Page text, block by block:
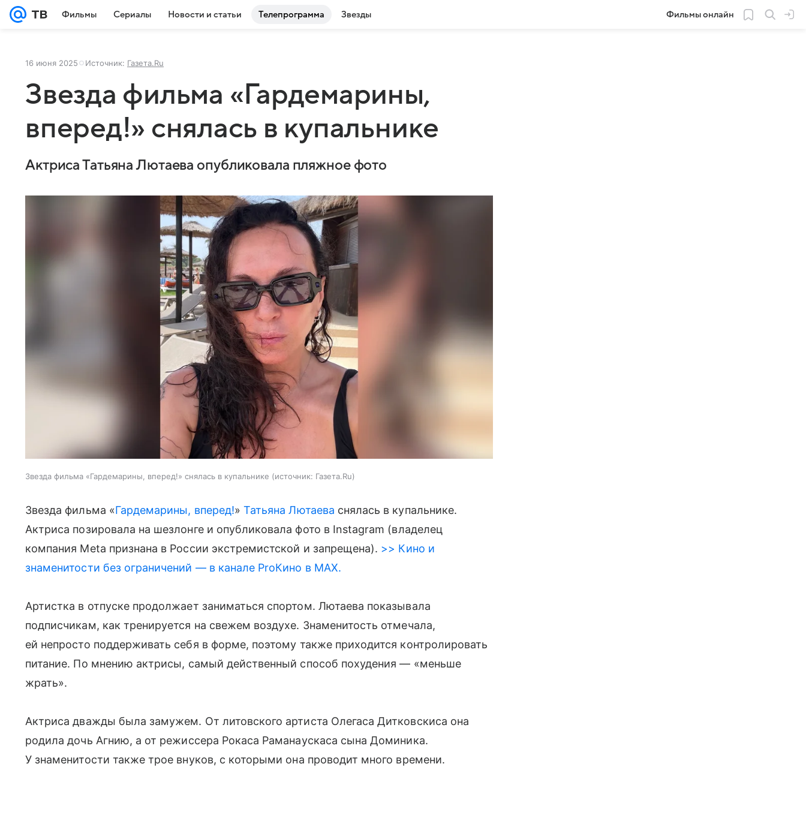
Фильмы Сериалы Новости и статьи Телепрограмма Звезды Фильмы онлайн
16 июня 2025 Источник: Газета.Ru
Звезда фильма «Гардемарины,
вперед!» снялась в купальнике
Актриса Татьяна Лютаева опубликовала пляжное фото
Звезда фильма «Гардемарины, вперед!» снялась в купальнике источник: Газета.Ru
Звезда фильма «Гардемарины, вперед!»Татьяна Лютаева снялась в купальнике.
Актриса позировала на шезлонге и опубликовала фото в Instagram (владелец
компания Meta признана в России экстремистской и запрещена). >> Кино и
знаменитости без ограничений — в канале ProКино в MAX.
Артистка в отпуске продолжает заниматься спортом. Лютаева показывала
подписчикам, как тренируется на свежем воздухе. Знаменитость отмечала,
ей непросто поддерживать себя в форме, поэтому также приходится контролировать
питание. По мнению актрисы, самый действенный способ похудения — «меньше
жрать».
Актриса дважды была замужем. От литовского артиста Олегаса Дитковскиса она
родила дочь Агнию, а от режиссера Рокаса Раманаускаса сына Доминика.
У знаменитости также трое внуков, с которыми она проводит много времени.